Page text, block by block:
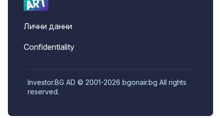
Лични данни
Confidentiality
Investor.BG AD © 2001-2026 bgonair.bg All rights
reserved.